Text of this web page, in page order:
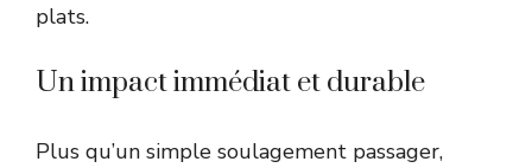
plats.
Un impact immédiat et durable
Plus qu’un simple soulagement passager,